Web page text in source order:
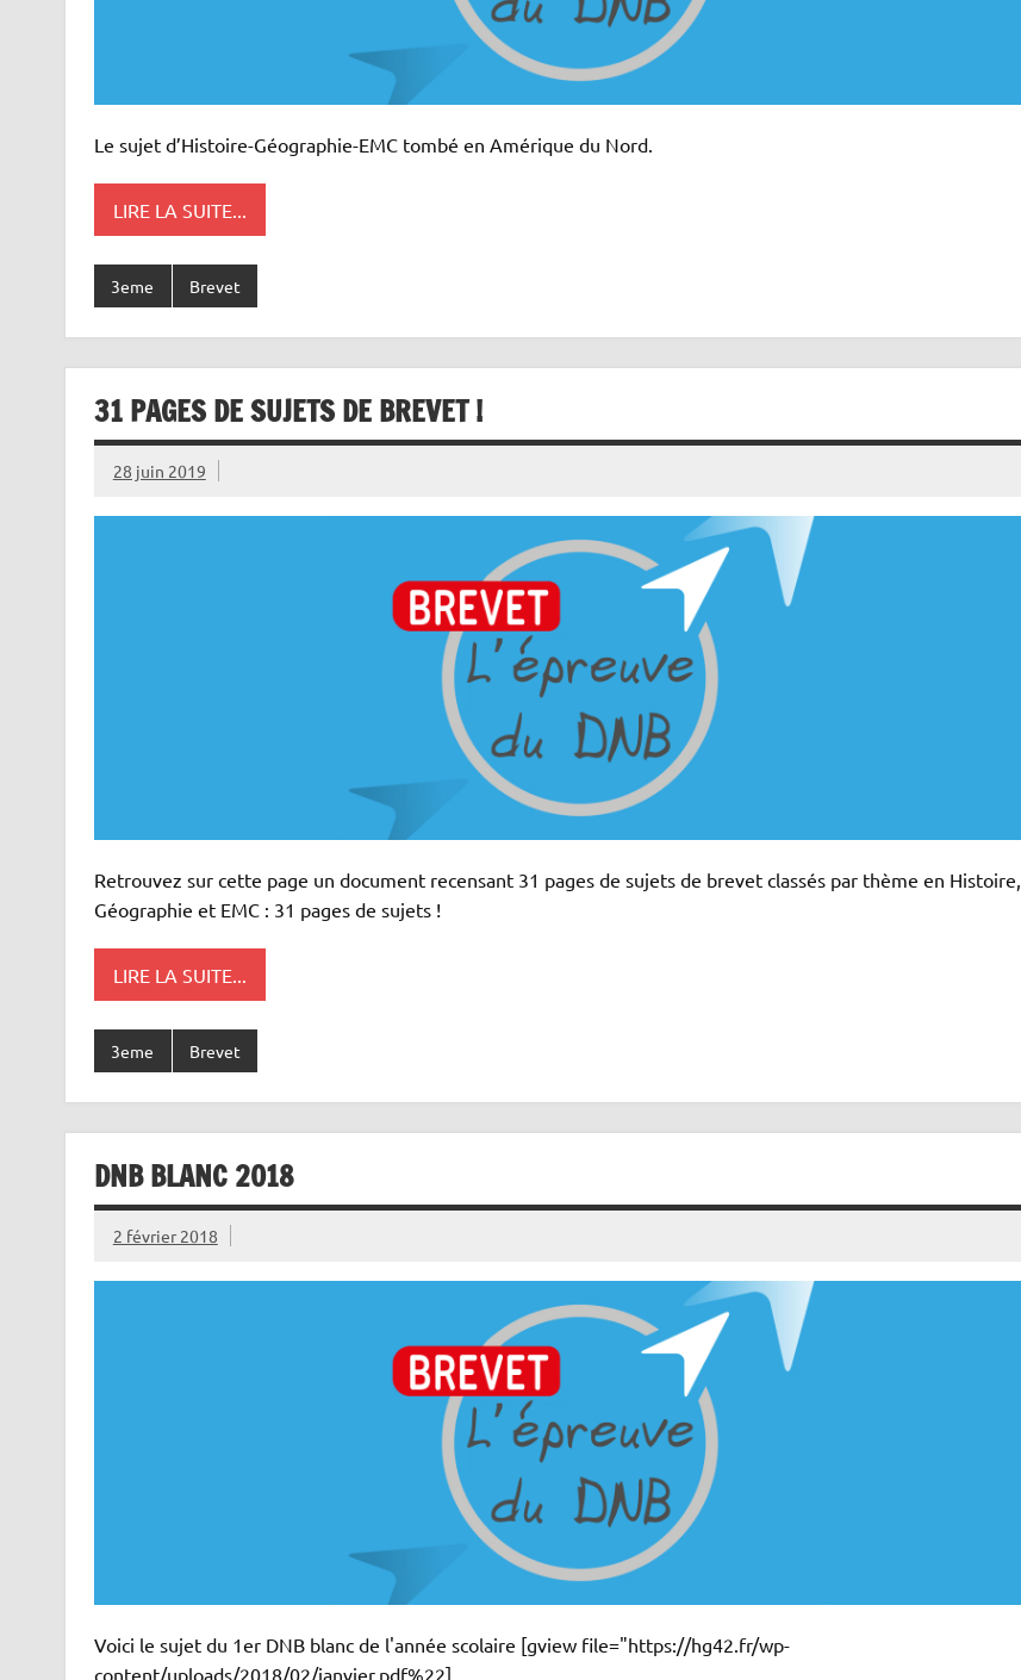
Le sujet d’Histoire-Géographie-EMC tombé en Amérique du Nord.
LIRE LA SUITE...
3eme Brevet
31 PAGES DE SUJETS DE BREVET !
28 juin 2019
Retrouvez sur cette page un document recensant 31 pages de sujets de brevet classés par thème en Histoire,
Géographie et EMC : 31 pages de sujets !
LIRE LA SUITE...
3eme Brevet
DNB BLANC 2018
2 février 2018
Voici le sujet du 1er DNB blanc de l'année scolaire [gview file="https://hg42.fr/wp-
content/uploads/2018/02/janvier.pdf%22]